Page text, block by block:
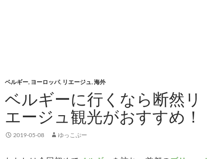
ベルギー, ヨーロッパ, リエージュ,海外
ベルギーに行くなら断然リ
エージュ観光がおすすめ！
2019-05-08 ゆっこぷー